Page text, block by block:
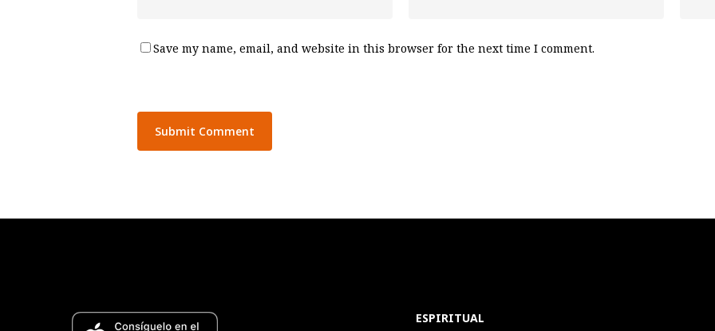
Save my name, email, and website in this browser for the next time I comment.
ESPIRITUAL